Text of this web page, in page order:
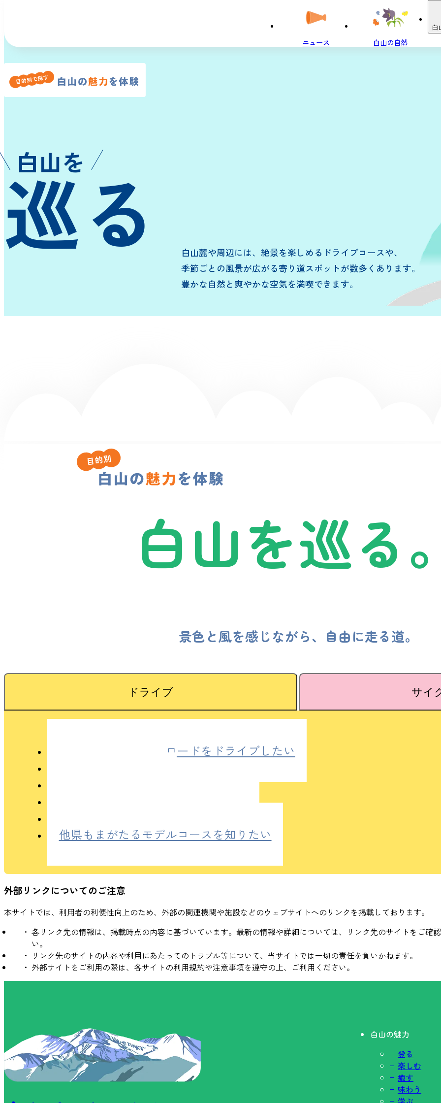
ニュース 白山の自然
白
白山を
巡る
白山麓や周辺には、絶景を楽しめるドライブコースや、
季節ごとの風景が広がる寄り道スポットが数多くあります。
豊かな自然と爽やかな空気を満喫できます。
白山を巡る
景色と風を感じながら、自由に走る道。
ドライブ サイ
白山白川郷ホワイトロードをドライブしたい
他県もまがたるモデルコースを知りたい
外部リンクについてのご注意
本サイトでは、利用者の利便性向上のため、外部の関連機関や施設などのウェブサイトへのリンクを掲載しております。
各リンク先の情報は、掲載時点の内容に基づいています。最新の情報や詳細については、リンク先のサイトをご確
い。
リンク先のサイトの内容や利用にあたってのトラブル等について、当サイトでは一切の責任を負いかねます。
外部サイトをご利用の際は、各サイトの利用規約や注意事項を遵守の上、ご利用ください。
白山の魅力
登る
楽しむ
癒す
味わう